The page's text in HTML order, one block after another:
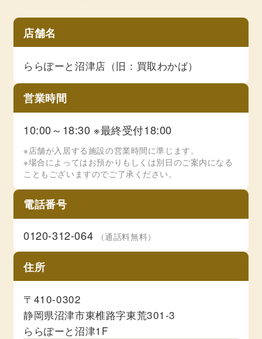
店舗名
ららぽーと沼津店（旧：買取わかば）
営業時間
10:00～18:30 ※最終受付18:00
※店舗が入居する施設の営業時間に準じます。
※場合によってはお預かりもしくは別日のご案内になる
こともございますのでご了承ください。
電話番号
0120-312-064 （通話料無料）
住所
〒410-0302
静岡県沼津市東椎路字東荒301-3
ららぽーと沼津1F